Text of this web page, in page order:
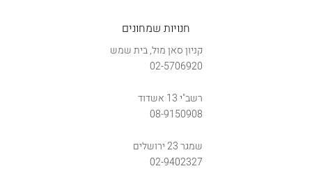
חנויות שמחונים
קניון סאן מול, בית שמש
02-5706920
רשב"י 13 אשדוד
08-9150908
שמגר 23 ירושלים
02-9402327